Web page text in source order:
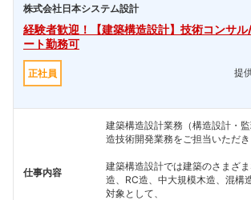
株式会社日本システム設計
経験者歓迎！【建築構造設計】技術コンサ
ート勤務可
正社員
提
仕事内容
建築構造設計業務（構造設計・
造技術開発業務をご担当いただき
建築構造設計では建築のさまざ
造、RC造、中大規模木造、混構
対象として、